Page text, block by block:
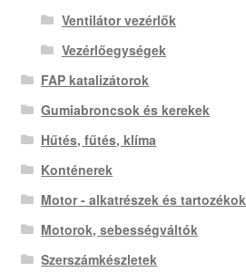
Ventilátor vezérlők
Vezérlőegységek
FAP katalizátorok
Gumiabroncsok és kerekek
Hűtés, fűtés, klíma
Konténerek
Motor - alkatrészek és tartozékok
Motorok, sebességváltók
Szerszámkészletek